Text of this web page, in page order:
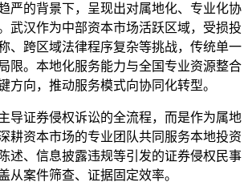
严的背景下，呈现出对属地化、专业化协
武汉作为中部资本市场活跃区域，受损投
、跨区域法律程序复杂等挑战，传统单一
限。本地化服务能力与全国专业资源整合
方向，推动服务模式向协同化转型。
证券侵权诉讼的全流程，而是作为属地
耕资本市场的专业团队共同服务本地投资
述、信息披露违规等引发的证券侵权民事
从案件筛查、证据固定效率。